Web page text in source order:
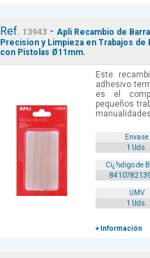
Ref. 13943 - Apli Recambio de
Precision y Limpieza en Trabajos de
con Pistolas Ø11mm.
Este
adhesivo
es el
pequeños
Envase
1 Uds.
Cï¿½digo de
UMV
1 Uds.
+ Información